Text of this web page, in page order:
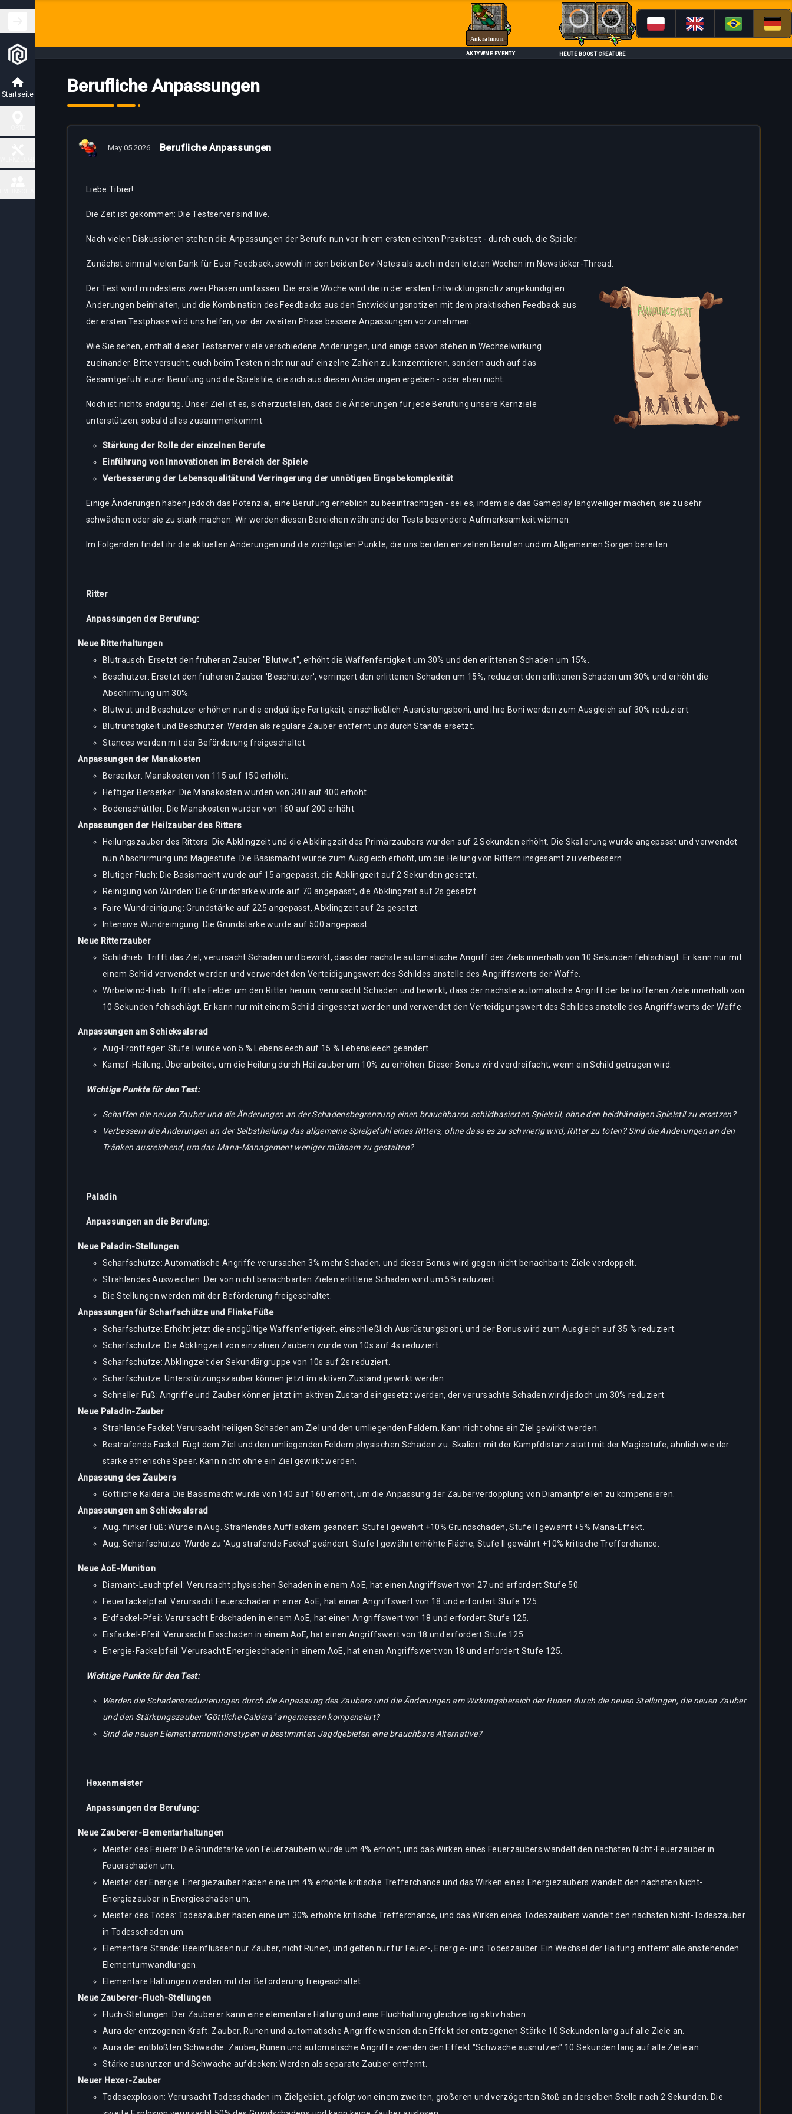
Ankrahmun
AKTYWNE EVENTY
Loading...Loading...
HEUTE BOOST CREATURE
Startseite
Places
Karte
Berufliche Anpassungen
May 05 2026 Berufliche Anpassungen
Liebe Tibier!
Die Zeit ist gekommen: Die Testserver sind live.
Nach vielen Diskussionen stehen die Anpassungen der Berufe nun vor ihrem ersten echten Praxistest - durch euch, die Spieler.
Zunächst einmal vielen Dank für Euer Feedback, sowohl in den beiden Dev-Notes als auch in den letzten Wochen im Newsticker-Thread.
Der Test wird mindestens zwei Phasen umfassen. Die erste Woche wird die in der ersten Entwicklungsnotiz angekündigten
Änderungen beinhalten, und die Kombination des Feedbacks aus den Entwicklungsnotizen mit dem praktischen Feedback aus
der ersten Testphase wird uns helfen, vor der zweiten Phase bessere Anpassungen vorzunehmen.
Wie Sie sehen, enthält dieser Testserver viele verschiedene Änderungen, und einige davon stehen in Wechselwirkung
zueinander. Bitte versucht, euch beim Testen nicht nur auf einzelne Zahlen zu konzentrieren, sondern auch auf das
Gesamtgefühl eurer Berufung und die Spielstile, die sich aus diesen Änderungen ergeben - oder eben nicht.
Noch ist nichts endgültig. Unser Ziel ist es, sicherzustellen, dass die Änderungen für jede Berufung unsere Kernziele
unterstützen, sobald alles zusammenkommt:
Stärkung der Rolle der einzelnen Berufe
Einführung von Innovationen im Bereich der Spiele
Verbesserung der Lebensqualität und Verringerung der unnötigen Eingabekomplexität
Einige Änderungen haben jedoch das Potenzial, eine Berufung erheblich zu beeinträchtigen - sei es, indem sie das Gameplay langweiliger machen, sie zu sehr
schwächen oder sie zu stark machen. Wir werden diesen Bereichen während der Tests besondere Aufmerksamkeit widmen.
Im Folgenden findet ihr die aktuellen Änderungen und die wichtigsten Punkte, die uns bei den einzelnen Berufen und im Allgemeinen Sorgen bereiten.
Ritter
Anpassungen der Berufung:
Neue Ritterhaltungen
Blutrausch: Ersetzt den früheren Zauber "Blutwut", erhöht die Waffenfertigkeit um 30% und den erlittenen Schaden um 15%.
Beschützer: Ersetzt den früheren Zauber 'Beschützer', verringert den erlittenen Schaden um 15%, reduziert den erlittenen Schaden um 30% und erhöht die
Abschirmung um 30%.
Blutwut und Beschützer erhöhen nun die endgültige Fertigkeit, einschließlich Ausrüstungsboni, und ihre Boni werden zum Ausgleich auf 30% reduziert.
Blutrünstigkeit und Beschützer: Werden als reguläre Zauber entfernt und durch Stände ersetzt.
Stances werden mit der Beförderung freigeschaltet.
Anpassungen der Manakosten
Berserker: Manakosten von 115 auf 150 erhöht.
Heftiger Berserker: Die Manakosten wurden von 340 auf 400 erhöht.
Bodenschüttler: Die Manakosten wurden von 160 auf 200 erhöht.
Anpassungen der Heilzauber des Ritters
Heilungszauber des Ritters: Die Abklingzeit und die Abklingzeit des Primärzaubers wurden auf 2 Sekunden erhöht. Die Skalierung wurde angepasst und verwendet
nun Abschirmung und Magiestufe. Die Basismacht wurde zum Ausgleich erhöht, um die Heilung von Rittern insgesamt zu verbessern.
Blutiger Fluch: Die Basismacht wurde auf 15 angepasst, die Abklingzeit auf 2 Sekunden gesetzt.
Reinigung von Wunden: Die Grundstärke wurde auf 70 angepasst, die Abklingzeit auf 2s gesetzt.
Faire Wundreinigung: Grundstärke auf 225 angepasst, Abklingzeit auf 2s gesetzt.
Intensive Wundreinigung: Die Grundstärke wurde auf 500 angepasst.
Neue Ritterzauber
Schildhieb: Trifft das Ziel, verursacht Schaden und bewirkt, dass der nächste automatische Angriff des Ziels innerhalb von 10 Sekunden fehlschlägt. Er kann nur mit
einem Schild verwendet werden und verwendet den Verteidigungswert des Schildes anstelle des Angriffswerts der Waffe.
Wirbelwind-Hieb: Trifft alle Felder um den Ritter herum, verursacht Schaden und bewirkt, dass der nächste automatische Angriff der betroffenen Ziele innerhalb von
10 Sekunden fehlschlägt. Er kann nur mit einem Schild eingesetzt werden und verwendet den Verteidigungswert des Schildes anstelle des Angriffswerts der Waffe.
Anpassungen am Schicksalsrad
Aug-Frontfeger: Stufe I wurde von 5 % Lebensleech auf 15 % Lebensleech geändert.
Kampf-Heilung: Überarbeitet, um die Heilung durch Heilzauber um 10% zu erhöhen. Dieser Bonus wird verdreifacht, wenn ein Schild getragen wird.
Wichtige Punkte für den Test:
Schaffen die neuen Zauber und die Änderungen an der Schadensbegrenzung einen brauchbaren schildbasierten Spielstil, ohne den beidhändigen Spielstil zu ersetzen?
Verbessern die Änderungen an der Selbstheilung das allgemeine Spielgefühl eines Ritters, ohne dass es zu schwierig wird, Ritter zu töten? Sind die Änderungen an den
Tränken ausreichend, um das Mana-Management weniger mühsam zu gestalten?
Paladin
Anpassungen an die Berufung:
Neue Paladin-Stellungen
Scharfschütze: Automatische Angriffe verursachen 3% mehr Schaden, und dieser Bonus wird gegen nicht benachbarte Ziele verdoppelt.
Strahlendes Ausweichen: Der von nicht benachbarten Zielen erlittene Schaden wird um 5% reduziert.
Die Stellungen werden mit der Beförderung freigeschaltet.
Anpassungen für Scharfschütze und Flinke Füße
Scharfschütze: Erhöht jetzt die endgültige Waffenfertigkeit, einschließlich Ausrüstungsboni, und der Bonus wird zum Ausgleich auf 35 % reduziert.
Scharfschütze: Die Abklingzeit von einzelnen Zaubern wurde von 10s auf 4s reduziert.
Scharfschütze: Abklingzeit der Sekundärgruppe von 10s auf 2s reduziert.
Scharfschütze: Unterstützungszauber können jetzt im aktiven Zustand gewirkt werden.
Schneller Fuß: Angriffe und Zauber können jetzt im aktiven Zustand eingesetzt werden, der verursachte Schaden wird jedoch um 30% reduziert.
Neue Paladin-Zauber
Strahlende Fackel: Verursacht heiligen Schaden am Ziel und den umliegenden Feldern. Kann nicht ohne ein Ziel gewirkt werden.
Bestrafende Fackel: Fügt dem Ziel und den umliegenden Feldern physischen Schaden zu. Skaliert mit der Kampfdistanz statt mit der Magiestufe, ähnlich wie der
starke ätherische Speer. Kann nicht ohne ein Ziel gewirkt werden.
Anpassung des Zaubers
Göttliche Kaldera: Die Basismacht wurde von 140 auf 160 erhöht, um die Anpassung der Zauberverdopplung von Diamantpfeilen zu kompensieren.
Anpassungen am Schicksalsrad
Aug. flinker Fuß: Wurde in Aug. Strahlendes Aufflackern geändert. Stufe I gewährt +10% Grundschaden, Stufe II gewährt +5% Mana-Effekt.
Aug. Scharfschütze: Wurde zu 'Aug strafende Fackel' geändert. Stufe I gewährt erhöhte Fläche, Stufe II gewährt +10% kritische Trefferchance.
Neue AoE-Munition
Diamant-Leuchtpfeil: Verursacht physischen Schaden in einem AoE, hat einen Angriffswert von 27 und erfordert Stufe 50.
Feuerfackelpfeil: Verursacht Feuerschaden in einer AoE, hat einen Angriffswert von 18 und erfordert Stufe 125.
Erdfackel-Pfeil: Verursacht Erdschaden in einem AoE, hat einen Angriffswert von 18 und erfordert Stufe 125.
Eisfackel-Pfeil: Verursacht Eisschaden in einem AoE, hat einen Angriffswert von 18 und erfordert Stufe 125.
Energie-Fackelpfeil: Verursacht Energieschaden in einem AoE, hat einen Angriffswert von 18 und erfordert Stufe 125.
Wichtige Punkte für den Test:
Werden die Schadensreduzierungen durch die Anpassung des Zaubers und die Änderungen am Wirkungsbereich der Runen durch die neuen Stellungen, die neuen Zauber
und den Stärkungszauber "Göttliche Caldera" angemessen kompensiert?
Sind die neuen Elementarmunitionstypen in bestimmten Jagdgebieten eine brauchbare Alternative?
Hexenmeister
Anpassungen der Berufung:
Neue Zauberer-Elementarhaltungen
Meister des Feuers: Die Grundstärke von Feuerzaubern wurde um 4% erhöht, und das Wirken eines Feuerzaubers wandelt den nächsten Nicht-Feuerzauber in
Feuerschaden um.
Meister der Energie: Energiezauber haben eine um 4% erhöhte kritische Trefferchance und das Wirken eines Energiezaubers wandelt den nächsten Nicht-
Energiezauber in Energieschaden um.
Meister des Todes: Todeszauber haben eine um 30% erhöhte kritische Trefferchance, und das Wirken eines Todeszaubers wandelt den nächsten Nicht-Todeszauber
in Todesschaden um.
Elementare Stände: Beeinflussen nur Zauber, nicht Runen, und gelten nur für Feuer-, Energie- und Todeszauber. Ein Wechsel der Haltung entfernt alle anstehenden
Elementumwandlungen.
Elementare Haltungen werden mit der Beförderung freigeschaltet.
Neue Zauberer-Fluch-Stellungen
Fluch-Stellungen: Der Zauberer kann eine elementare Haltung und eine Fluchhaltung gleichzeitig aktiv haben.
Aura der entzogenen Kraft: Zauber, Runen und automatische Angriffe wenden den Effekt der entzogenen Stärke 10 Sekunden lang auf alle Ziele an.
Aura der entblößten Schwäche: Zauber, Runen und automatische Angriffe wenden den Effekt "Schwäche ausnutzen" 10 Sekunden lang auf alle Ziele an.
Stärke ausnutzen und Schwäche aufdecken: Werden als separate Zauber entfernt.
Neuer Hexer-Zauber
Todesexplosion: Verursacht Todesschaden im Zielgebiet, gefolgt von einem zweiten, größeren und verzögerten Stoß an derselben Stelle nach 2 Sekunden. Die